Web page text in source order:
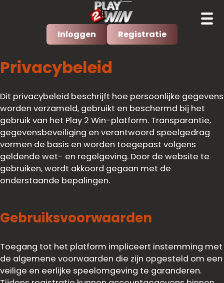
Inloggen Registratie
Privacybeleid
Dit privacybeleid beschrijft hoe persoonlijke gegevens
worden verzameld, gebruikt en beschermd bij het
gebruik van het Play 2 Win-platform. Transparantie,
gegevensbeveiliging en verantwoord speelgedrag
vormen de basis en worden toegepast volgens
geldende wet- en regelgeving. Door de website te
gebruiken, wordt akkoord gegaan met de
onderstaande bepalingen.
Gebruiksvoorwaarden
Toegang tot het platform impliceert instemming met
de algemene voorwaarden die zijn opgesteld om een
veilige en eerlijke speelomgeving te garanderen.